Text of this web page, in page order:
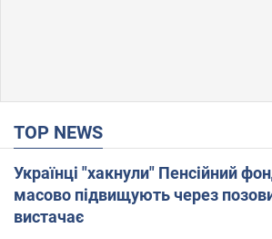
TOP NEWS
Українці "хакнули" Пенсійний
масово підвищують через
вистачає